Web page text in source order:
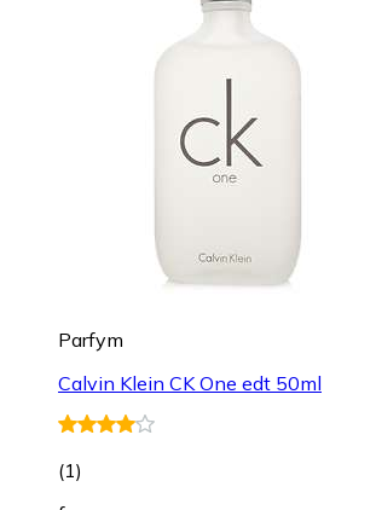
Parfym
Calvin Klein CK One edt 50ml
(1)